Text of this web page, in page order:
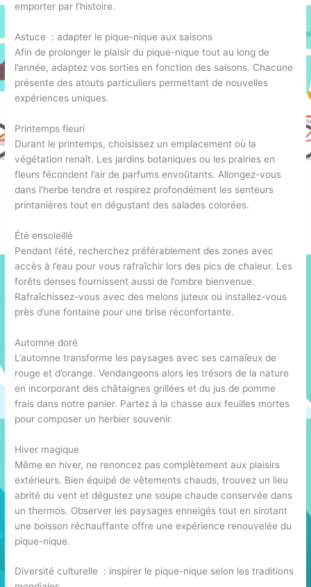
emporter par l’histoire.
Astuce : adapter le pique-nique aux saisons
Afin de prolonger le plaisir du pique-nique tout au long de
l’année, adaptez vos sorties en fonction des saisons. Chacune
présente des atouts particuliers permettant de nouvelles
expériences uniques.
Printemps fleuri
Durant le printemps, choisissez un emplacement où la
végétation renaît. Les jardins botaniques ou les prairies en
fleurs fécondent l’air de parfums envoûtants. Allongez-vous
dans l’herbe tendre et respirez profondément les senteurs
printanières tout en dégustant des salades colorées.
Été ensoleillé
Pendant l’été, recherchez préférablement des zones avec
accès à l’eau pour vous rafraîchir lors des pics de chaleur. Les
forêts denses fournissent aussi de l’ombre bienvenue.
Rafraîchissez-vous avec des melons juteux ou installez-vous
près d’une fontaine pour une brise réconfortante.
Automne doré
L’automne transforme les paysages avec ses camaïeux de
rouge et d’orange. Vendangeons alors les trésors de la nature
en incorporant des châtaignes grillées et du jus de pomme
frais dans notre panier. Partez à la chasse aux feuilles mortes
pour composer un herbier souvenir.
Hiver magique
Même en hiver, ne renoncez pas complètement aux plaisirs
extérieurs. Bien équipé de vêtements chauds, trouvez un lieu
abrité du vent et dégustez une soupe chaude conservée dans
un thermos. Observer les paysages enneigés tout en sirotant
une boisson réchauffante offre une expérience renouvelée du
pique-nique.
Diversité culturelle : inspirer le pique-nique selon les traditions